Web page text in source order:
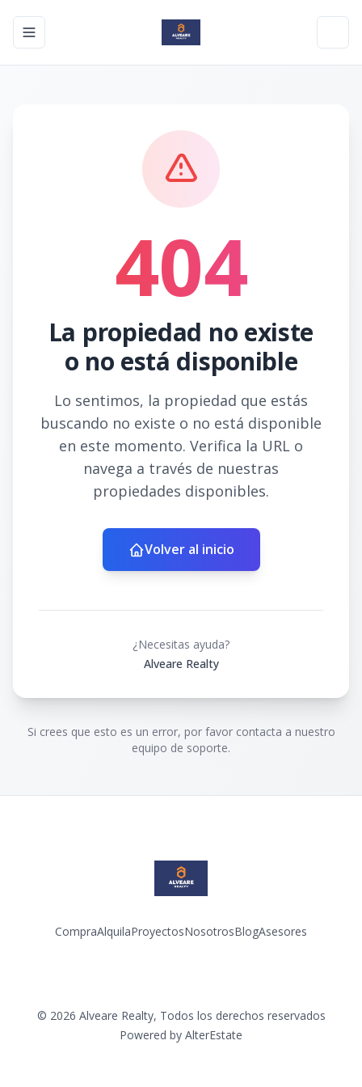
Toggle navigation menu
404
La propiedad no existe
o no está disponible
Lo sentimos, la propiedad que estás
buscando no existe o no está disponible
en este momento. Verifica la URL o
navega a través de nuestras
propiedades disponibles.
Volver al inicio
¿Necesitas ayuda?
Alveare Realty
Si crees que esto es un error, por favor contacta a nuestro
equipo de soporte.
CompraAlquilaProyectosNosotrosBlogAsesores
© 2026 Alveare Realty, Todos los derechos reservados
Powered by AlterEstate